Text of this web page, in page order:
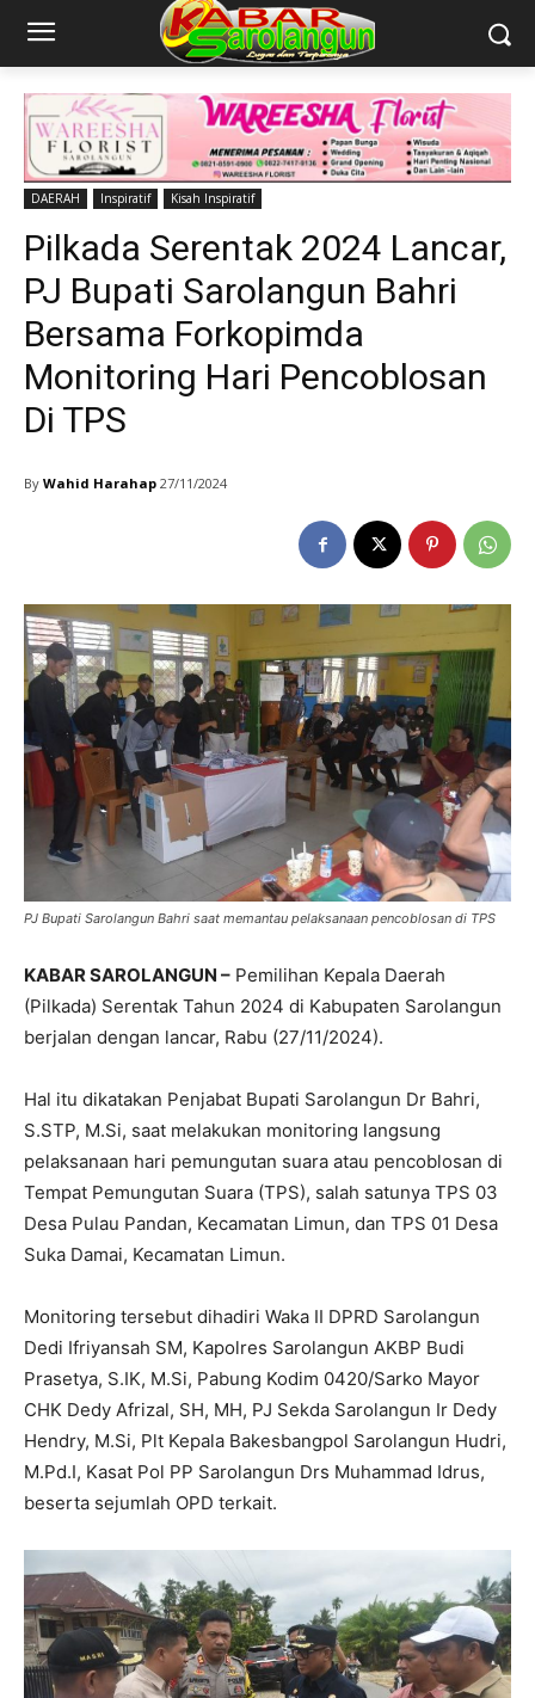
DAERAH Inspiratif Kisah Inspiratif
Pilkada Serentak 2024 Lancar,
PJ Bupati Sarolangun Bahri
Bersama Forkopimda
Monitoring Hari Pencoblosan
Di TPS
By Wahid Harahap 27/11/2024
PJ Bupati Sarolangun Bahri saat memantau pelaksanaan pencoblosan di TPS
KABAR SAROLANGUN – Pemilihan Kepala Daerah
(Pilkada) Serentak Tahun 2024 di Kabupaten Sarolangun
berjalan dengan lancar, Rabu (27/11/2024).
Hal itu dikatakan Penjabat Bupati Sarolangun Dr Bahri,
S.STP, M.Si, saat melakukan monitoring langsung
pelaksanaan hari pemungutan suara atau pencoblosan di
Tempat Pemungutan Suara (TPS), salah satunya TPS 03
Desa Pulau Pandan, Kecamatan Limun, dan TPS 01 Desa
Suka Damai, Kecamatan Limun.
Monitoring tersebut dihadiri Waka II DPRD Sarolangun
Dedi Ifriyansah SM, Kapolres Sarolangun AKBP Budi
Prasetya, S.IK, M.Si, Pabung Kodim 0420/Sarko Mayor
CHK Dedy Afrizal, SH, MH, PJ Sekda Sarolangun Ir Dedy
Hendry, M.Si, Plt Kepala Bakesbangpol Sarolangun Hudri,
M.Pd.I, Kasat Pol PP Sarolangun Drs Muhammad Idrus,
beserta sejumlah OPD terkait.